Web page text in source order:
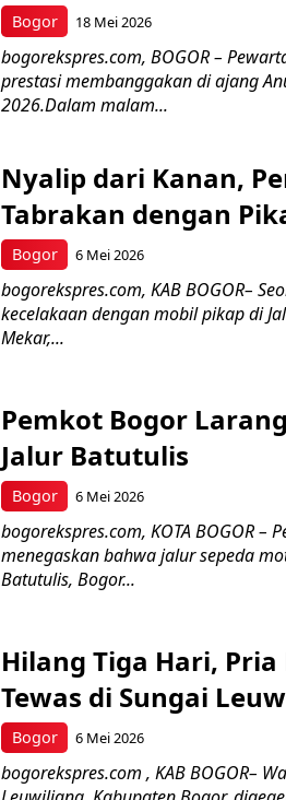
Bogor 18 Mei 2026
bogorekspres.com, BOGOR –
prestasi membanggakan di ajang
2026.Dalam malam...
Bogor
Nyalip dari Kanan,
Tabrakan dengan
6 Mei 2026
bogorekspres.com, KAB BOGOR–
kecelakaan dengan mobil pikap di
Mekar,...
Bogor
Pemkot Bogor
Jalur Batutulis
6 Mei 2026
bogorekspres.com, KOTA BOGOR –
menegaskan bahwa jalur sepeda
Batutulis, Bogor...
Bogor
Hilang Tiga Hari,
Tewas di Sungai
6 Mei 2026
bogorekspres.com , KAB BOGOR–